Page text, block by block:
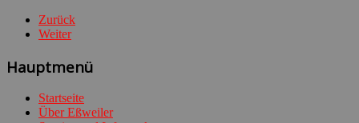
Zurück
Weiter
Hauptmenü
Startseite
Über Eßweiler